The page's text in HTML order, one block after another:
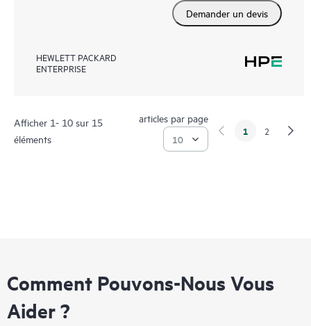
Demander un devis
HEWLETT PACKARD
ENTERPRISE
Afficher 1- 10 sur 15
éléments
articles par page
1 2
Comment Pouvons-Nous Vous
Aider ?